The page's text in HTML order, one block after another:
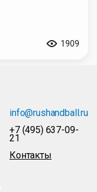
1909
info@rushandball.ru
+7 (495) 637-09-
21
Контакты